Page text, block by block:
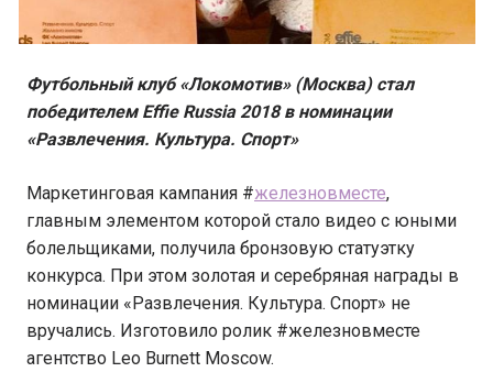
Футбольный клуб «Локомотив» (Москва) стал
победителем Effie Russia 2018 в номинации
«Развлечения. Культура. Спорт»
Маркетинговая кампания #железновместе,
главным элементом которой стало видео с юными
болельщиками, получила бронзовую статуэтку
конкурса. При этом золотая и серебряная награды в
номинации «Развлечения. Культура. Спорт» не
вручались. Изготовило ролик #железновместе
агентство Leo Burnett Moscow.